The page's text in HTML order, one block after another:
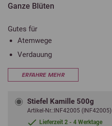
Ganze Blüten
Gutes für
Atemwege
Verdauung
ERFAHRE MEHR
Stiefel Kamille 500g
Artikel-Nr.:INF42005 (INF42005)
Lieferzeit 2 - 4 Werktage